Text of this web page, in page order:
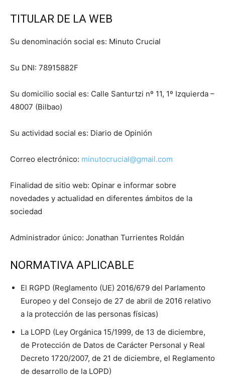
TITULAR DE LA WEB
Su denominación social es: Minuto Crucial
Su DNI: 78915882F
Su domicilio social es: Calle Santurtzi nº 11, 1º Izquierda –
48007 (Bilbao)
Su actividad social es: Diario de Opinión
Correo electrónico: minutocrucial@gmail.com
Finalidad de sitio web: Opinar e informar sobre
novedades y actualidad en diferentes ámbitos de la
sociedad
Administrador único: Jonathan Turrientes Roldán
NORMATIVA APLICABLE
El RGPD (Reglamento (UE) 2016/679 del Parlamento
Europeo y del Consejo de 27 de abril de 2016 relativo
a la protección de las personas físicas)
La LOPD (Ley Orgánica 15/1999, de 13 de diciembre,
de Protección de Datos de Carácter Personal y Real
Decreto 1720/2007, de 21 de diciembre, el Reglamento
de desarrollo de la LOPD)